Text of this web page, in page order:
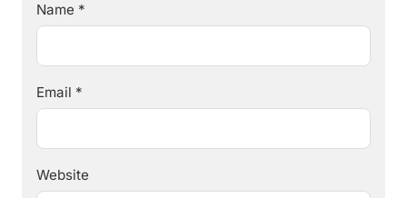
Name *
Email *
Website